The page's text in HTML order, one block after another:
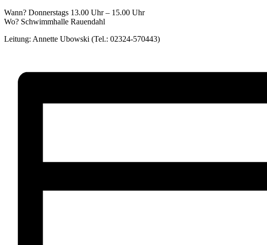
Wann? Donnerstags 13.00 Uhr – 15.00 Uhr
Wo? Schwimmhalle Rauendahl
Leitung: Annette Ubowski (Tel.: 02324-570443)